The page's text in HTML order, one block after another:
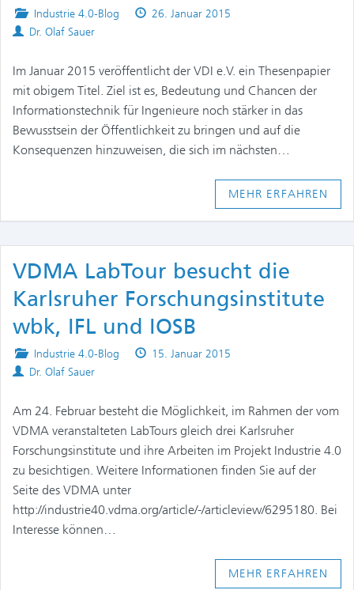
Posted
in
Industrie 4.0-Blog
Published
26. Januar 2015
Authors
Dr. Olaf Sauer
Im Januar 2015 veröffentlicht der VDI e.V. ein Thesenpapier
mit obigem Titel. Ziel ist es, Bedeutung und Chancen der
Informationstechnik für Ingenieure noch stärker in das
Bewusstsein der Öffentlichkeit zu bringen und auf die
Konsequenzen hinzuweisen, die sich im nächsten…
MEHR ERFAHREN
VDMA LabTour besucht die
Karlsruher Forschungsinstitute
wbk, IFL und IOSB
Posted
in
Industrie 4.0-Blog
Published
15. Januar 2015
Authors
Dr. Olaf Sauer
Am 24. Februar besteht die Möglichkeit, im Rahmen der vom
VDMA veranstalteten LabTours gleich drei Karlsruher
Forschungsinstitute und ihre Arbeiten im Projekt Industrie 4.0
zu besichtigen. Weitere Informationen finden Sie auf der
Seite des VDMA unter
http://industrie40.vdma.org/article/-/articleview/6295180. Bei
Interesse können…
MEHR ERFAHREN